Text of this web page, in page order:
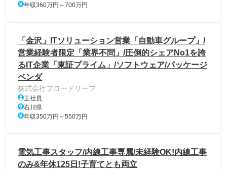
年収360万円～700万円
「金沢」ITソリューション営業「自動車グループ」/
営業経験者限定「業界不問」/圧倒的シェアNo1を誇
るIT企業「東証プライム」/ソフトウェア/パッケージ
ベンダ
株式会社ブロードリーフ
正社員
石川県
年収350万円～550万円
電気工事スタッフ/内線工事専属/未経験OK!内線工事
のみ&年休125日!子育てとも両立